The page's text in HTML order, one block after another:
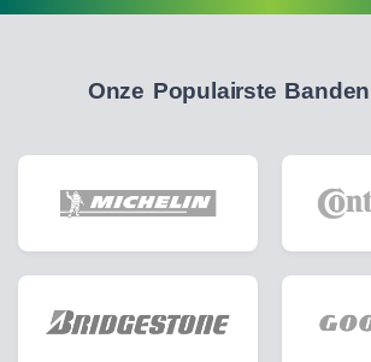
Onze Populairste